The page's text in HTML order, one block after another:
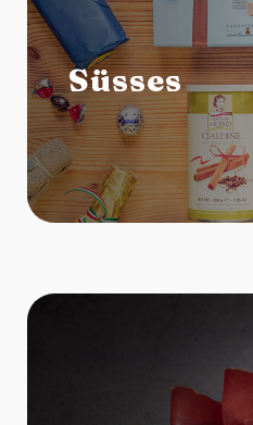
Süsses